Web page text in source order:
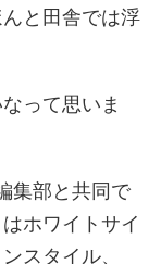
と田舎では浮
って思いま
集部と共同で
ホワイトサイ
スタイル、